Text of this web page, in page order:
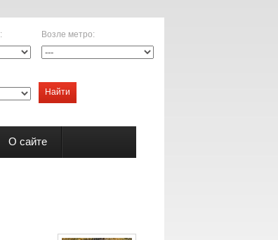
: Возле метро:
Найти
О сайте